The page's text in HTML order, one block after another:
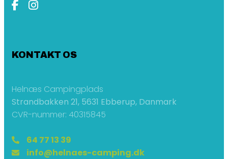
KONTAKT OS
Helnæs Campingplads
Strandbakken 21, 5631 Ebberup, Danmark
CVR-nummer: 40315845
64 77 13 39
info@helnaes-camping.dk